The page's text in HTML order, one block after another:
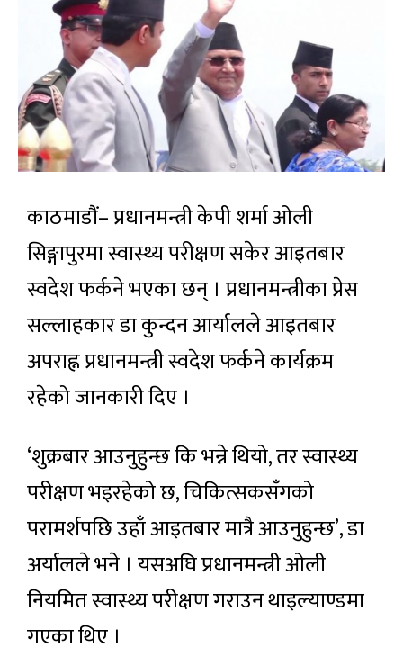
काठमाडौं– प्रधानमन्त्री केपी शर्मा ओली
सिङ्गापुरमा स्वास्थ्य परीक्षण सकेर आइतबार
स्वदेश फर्कने भएका छन् । प्रधानमन्त्रीका प्रेस
सल्लाहकार डा कुन्दन आर्यालले आइतबार
अपराह्न प्रधानमन्त्री स्वदेश फर्कने कार्यक्रम
रहेको जानकारी दिए ।
‘शुक्रबार आउनुहुन्छ कि भन्ने थियो, तर स्वास्थ्य
परीक्षण भइरहेको छ, चिकित्सकसँगको
परामर्शपछि उहाँ आइतबार मात्रै आउनुहुन्छ’, डा
अर्यालले भने । यसअघि प्रधानमन्त्री ओली
नियमित स्वास्थ्य परीक्षण गराउन थाइल्याण्डमा
गएका थिए ।